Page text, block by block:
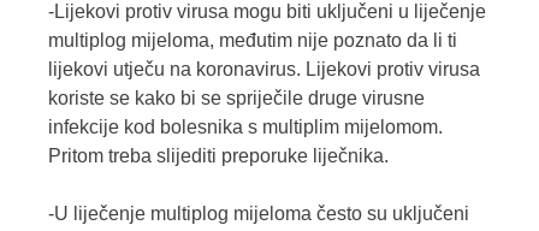
-Lijekovi protiv virusa mogu biti uključeni u liječenje
multiplog mijeloma, međutim nije poznato da li ti
lijekovi utječu na koronavirus. Lijekovi protiv virusa
koriste se kako bi se spriječile druge virusne
infekcije kod bolesnika s multiplim mijelomom.
Pritom treba slijediti preporuke liječnika.
-U liječenje multiplog mijeloma često su uključeni